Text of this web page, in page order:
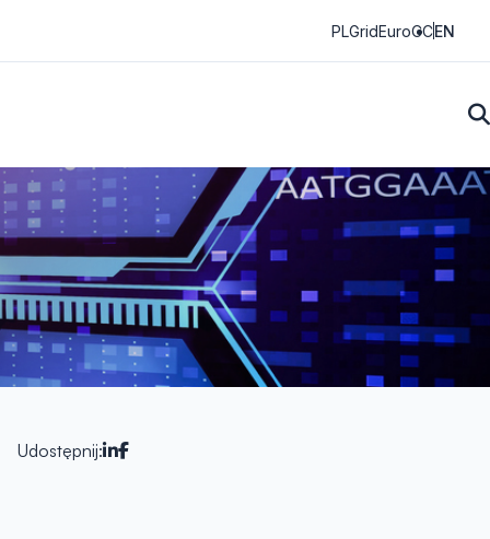
PLGridEuroCCEN
Udostępnij: